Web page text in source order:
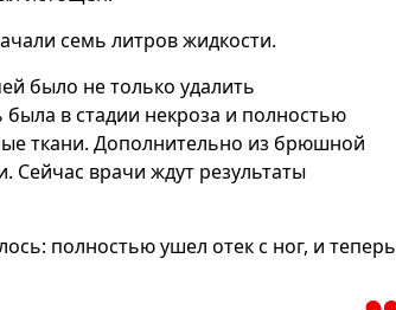
семь литров жидкости.
было не только удалить
в стадии некроза и полностью
ткани. Дополнительно из брюшной
Сейчас врачи ждут результаты
полностью ушел отек с ног, и теперь